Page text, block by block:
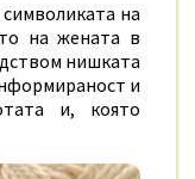
на
на жената в
нишката
и
и, която